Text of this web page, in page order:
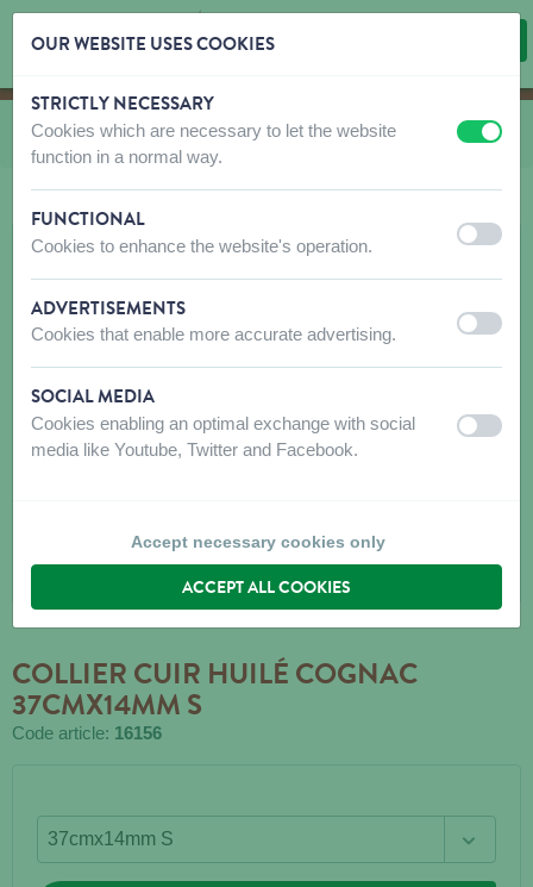
Skip content
Skip language choice
Vous êtes ici:
de CO et LA Cuir huilé
COLLIER CUIR HUILÉ COGNAC
37CMX14MM S
Code article: 16156
OUR WEBSITE USES COOKIES
STRICTLY NECESSARY
Cookies which are necessary to let the website
function in a normal way.
off on
FUNCTIONAL
Cookies to enhance the website's operation. off on
ADVERTISEMENTS
Cookies that enable more accurate advertising. off on
SOCIAL MEDIA
Cookies enabling an optimal exchange with social
media like Youtube, Twitter and Facebook.
off on
Accept necessary cookies only
ACCEPT ALL COOKIES